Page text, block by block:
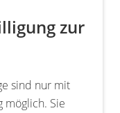
zur
sind nur mit
möglich. Sie